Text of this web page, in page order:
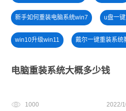
新手如何重装电脑系统win7 u盘一
win10升级win11 戴尔一键重装系统
电脑重装系统大概多少钱
1000 2022/